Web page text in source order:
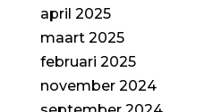
april 2025
maart 2025
februari 2025
november 2024